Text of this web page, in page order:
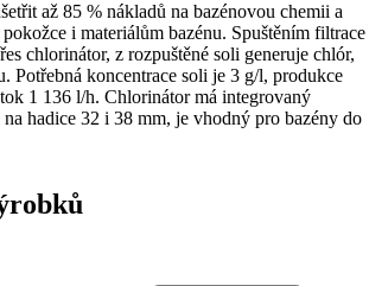
až 85 % nákladů na bazénovou chemii a
i materiálům bazénu. Spuštěním filtrace
chlorinátor, z rozpuštěné soli generuje chlór,
Potřebná koncentrace soli je 3 g/l, produkce
1 136 l/h. Chlorinátor má integrovaný
na hadice 32 i 38 mm, je vhodný pro bazény do